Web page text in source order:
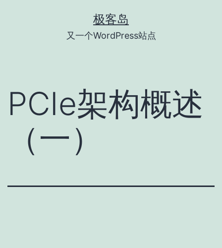
极客岛
又一个WordPress站点
PCIe架构概述
（一）